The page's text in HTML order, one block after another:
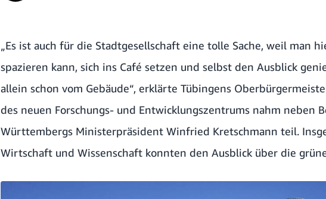
„Es ist auch für die Stadtgesellschaft eine tolle Sache, weil man
spazieren kann, sich ins Café setzen und selbst den Ausblick
allein schon vom Gebäude“, erklärte Tübingens
des neuen Forschungs- und Entwicklungszentrums nahm neben
Württembergs Ministerpräsident Winfried Kretschmann teil.
Wirtschaft und Wissenschaft konnten den Ausblick über die